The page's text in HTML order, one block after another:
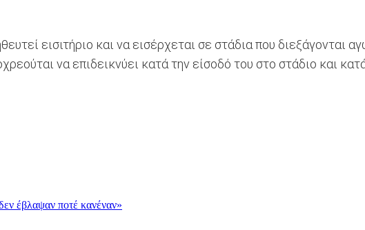
εισιτήριο και να εισέρχεται σε στάδια που διεξάγονται
να επιδεικνύει κατά την είσοδό του στο στάδιο και κατά
έβλαψαν ποτέ κανέναν»